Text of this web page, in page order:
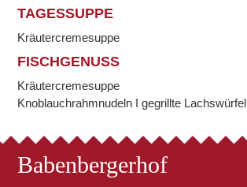
TAGESSUPPE
Kräutercremesuppe
FISCHGENUSS
Kräutercremesuppe
Knoblauchrahmnudeln I gegrillte Lachswürfel
Babenbergerhof